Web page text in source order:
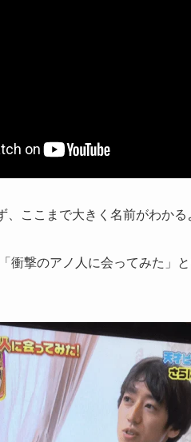
、ここまで大きく名前がわか
衝撃のアノ人に会ってみた」